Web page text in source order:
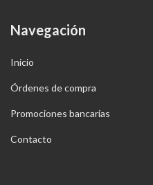
Navegación
Inicio
Órdenes de compra
Promociones bancarias
Contacto